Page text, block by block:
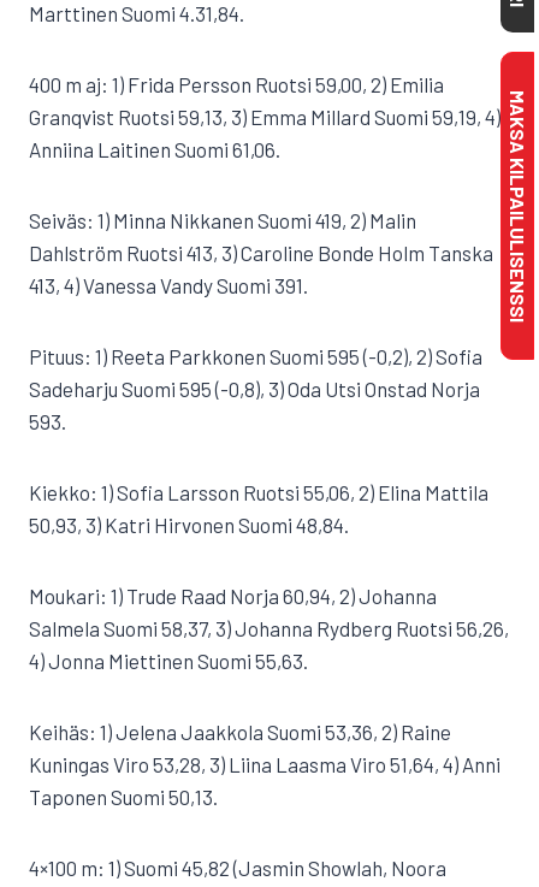
Marttinen Suomi 4.31,84.
400 m aj: 1) Frida Persson Ruotsi 59,00, 2) Emilia
Granqvist Ruotsi 59,13, 3) Emma Millard Suomi 59,19, 4)
Anniina Laitinen Suomi 61,06.
Seiväs: 1) Minna Nikkanen Suomi 419, 2) Malin
Dahlström Ruotsi 413, 3) Caroline Bonde Holm Tanska
413, 4) Vanessa Vandy Suomi 391.
Pituus: 1) Reeta Parkkonen Suomi 595 (-0,2), 2) Sofia
Sadeharju Suomi 595 (-0,8), 3) Oda Utsi Onstad Norja
593.
Kiekko: 1) Sofia Larsson Ruotsi 55,06, 2) Elina Mattila
50,93, 3) Katri Hirvonen Suomi 48,84.
Moukari: 1) Trude Raad Norja 60,94, 2) Johanna
Salmela Suomi 58,37, 3) Johanna Rydberg Ruotsi 56,26,
4) Jonna Miettinen Suomi 55,63.
Keihäs: 1) Jelena Jaakkola Suomi 53,36, 2) Raine
Kuningas Viro 53,28, 3) Liina Laasma Viro 51,64, 4) Anni
Taponen Suomi 50,13.
4×100 m: 1) Suomi 45,82 (Jasmin Showlah, Noora
MAKSA KILPAILULISENSSI